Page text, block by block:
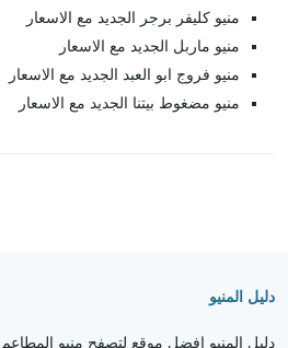
منيو كليفر برجر الجديد مع الاسعار
منيو ماربل الجديد مع الاسعار
منيو فروج ابو العبد الجديد مع الاسعار
منيو مضغوط بيتنا الجديد مع الاسعار
دليل المنيو
دليل المنيو افضل موقع لتصفح منيو المطاعم